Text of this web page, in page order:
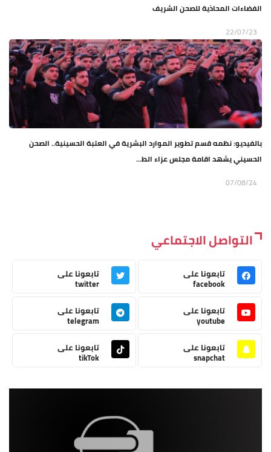
الفضاءات المحاذية للصحن الشريف
22/07/23
بالفيديو: نظمه قسم تطوير الموارد البشرية في العتبة الحسينية.. الصحن
الحسيني يشهد اقامة مجلس عزاء الط...
07/08/24
التواصل الاجتماعي
تابعونا على
facebook
تابعونا على
twitter
تابعونا على
youtube
تابعونا على
telegram
تابعونا على
snapchat
تابعونا على
tikTok